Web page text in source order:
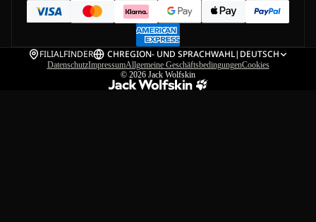
FILIALFINDER CHREGION- UND SPRACHWAHL| DEUTSCH
DatenschutzImpressumAllgemeine GeschäftsbedingungenCookies
© 2026 Jack Wolfskin